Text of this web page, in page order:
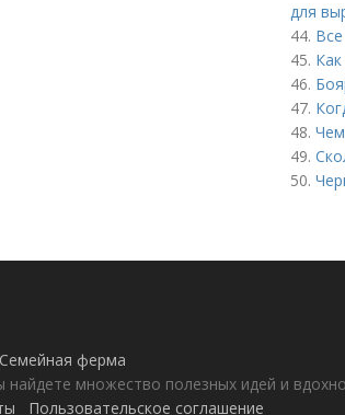
для
44.
45.
46.
47.
48.
49.
50.
ферма
найдете множество полезных идей и
Пользовательское соглашение